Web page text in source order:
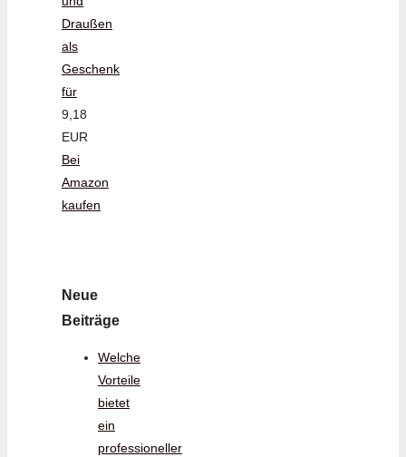
Draußen
als
Geschenk
für
9,18
EUR
Bei
Amazon
kaufen
Neue
Beiträge
Welche
Vorteile
bietet
ein
professioneller